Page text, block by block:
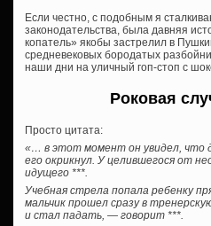
Если честно, с подобным я
законодательства, была давняя
копатель» якобы застрелил в
средневековых бородатых
наши дни на уличный гоп-стоп с
Роковая
Просто цитата:
«… в этот момент он увидел, что
его окрикнул. У целившегося от
идущего ***.
Учебная стрела попала ребенку
мальчик прошел сразу в
и стал падать, — говорит ***.